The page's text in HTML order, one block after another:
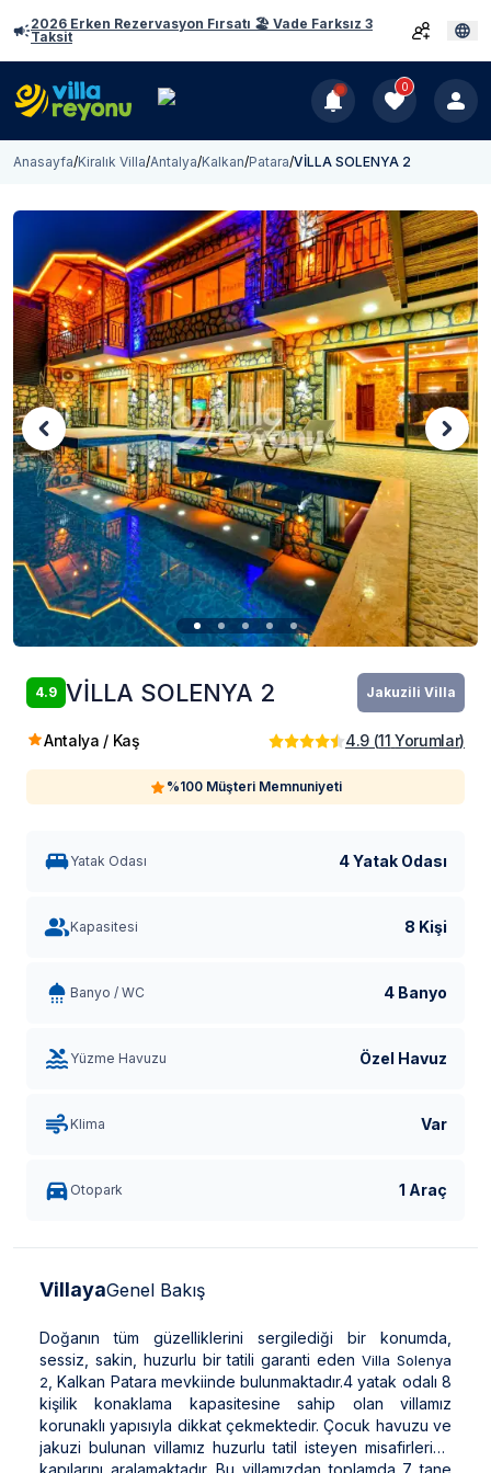
2026 Erken Rezervasyon Fırsatı 🏖️ Vade Farksız 3
Taksit
0
Anasayfa/Kiralık Villa/Antalya/Kalkan/Patara/VİLLA SOLENYA 2
4.9 VİLLA SOLENYA 2 Jakuzili Villa
Antalya / Kaş 4.9(11 Yorumlar)
%100 Müşteri Memnuniyeti
Yatak Odası 4 Yatak Odası
Kapasitesi 8 Kişi
Banyo / WC 4 Banyo
Yüzme Havuzu Özel Havuz
Klima Var
Otopark 1 Araç
VillayaGenel Bakış
Doğanın tüm güzelliklerini sergilediği bir konumda,
sessiz, sakin, huzurlu bir tatili garanti eden Villa Solenya
2 , Kalkan Patara mevkiinde bulunmaktadır.4 yatak odalı 8
kişilik konaklama kapasitesine sahip olan villamız
korunaklı yapısıyla dikkat çekmektedir. Çocuk havuzu ve
jakuzi bulunan villamız huzurlu tatil isteyen misafirlerine
kapılarını aralamaktadır. Bu villamızdan toplamda 7 tane